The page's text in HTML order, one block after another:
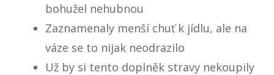
bohužel nehubnou
Zaznamenaly menší chuť k jídlu, ale na
váze se to nijak neodrazilo
Už by si tento doplněk stravy nekoupily